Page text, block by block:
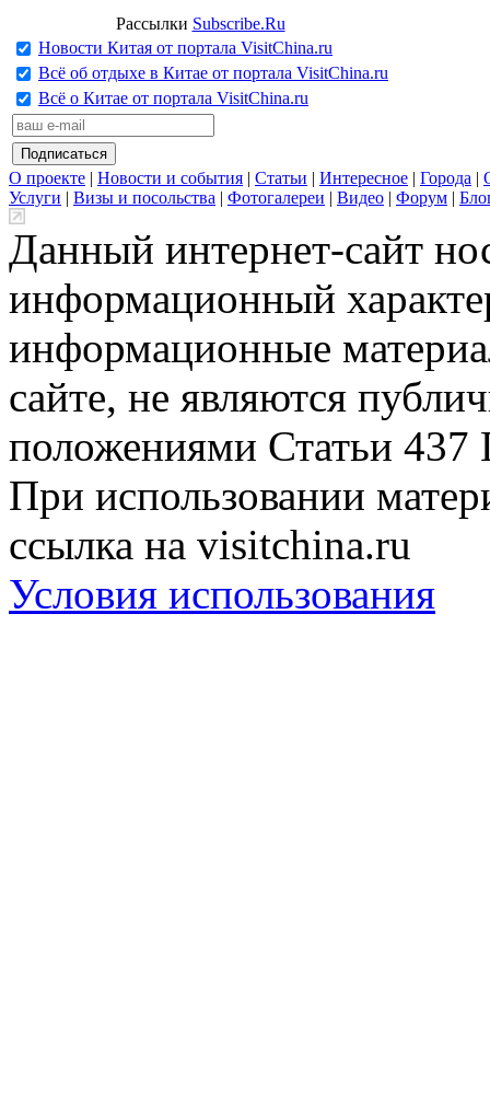
Рассылки Subscribe.Ru
Новости Китая от портала VisitChina.ru
Всё об отдыхе в Китае от портала VisitChina.ru
Всё о Китае от портала VisitChina.ru
О проекте | Новости и события | Статьи | Интересное | Города |
Услуги | Визы и посольства | Фотогалереи | Видео | Форум |
Данный интернет-сайт
информационный
информационные
сайте, не являются
положениями Статьи 437
При использовании
ссылка на visitchina.ru
Условия использования